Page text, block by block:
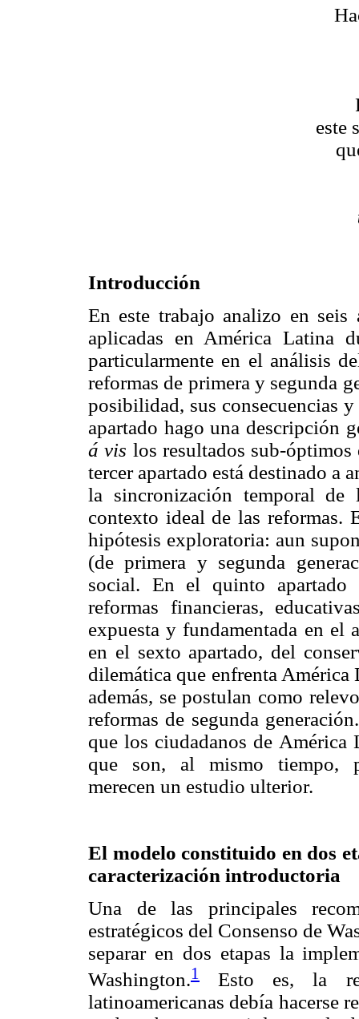
este
Introducción
En este trabajo analizo en seis
aplicadas en América Latina
particularmente en el análisis
reformas de primera y segunda
posibilidad, sus consecuencias
apartado hago una descripción
á vis los resultados sub-
tercer apartado está destinado a
la sincronización temporal
contexto ideal de las reformas.
hipótesis exploratoria: aun
(de primera y segunda
social. En el quinto apartado
reformas financieras,
expuesta y fundamentada en el
en el sexto apartado, del
dilemática que enfrenta América
además, se postulan como
reformas de segunda
que los ciudadanos de América
que son, al mismo tiempo,
merecen un estudio ulterior.
El modelo constituido en dos
caracterización introductoria
Una de las principales
estratégicos del Consenso de
separar en dos etapas la
Washington.1
Esto es, la
latinoamericanas debía hacerse